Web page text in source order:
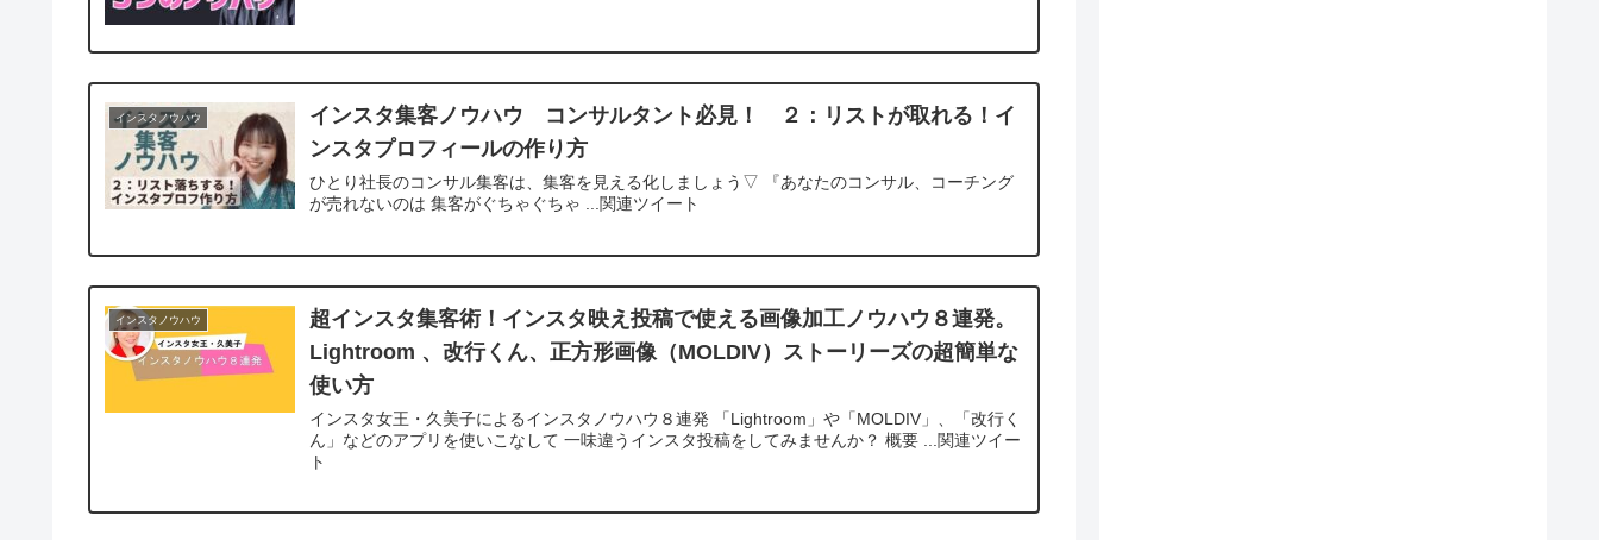
インスタノウハウ
インスタ集客ノウハウ コンサルタント必見！ ２：リストが取れる！イ
ンスタプロフィールの作り方
ひとり社長のコンサル集客は、集客を見える化しましょう▽ 『あなたのコンサル、コーチング
が売れないのは 集客がぐちゃぐちゃ ...関連ツイート
インスタノウハウ
超インスタ集客術！インスタ映え投稿で使える画像加工ノウハウ８連発。
Lightroom 、改行くん、正方形画像（MOLDIV）ストーリーズの超簡単な
使い方
インスタ女王・久美子によるインスタノウハウ８連発 「Lightroom」や「MOLDIV」、「改行く
ん」などのアプリを使いこなして 一味違うインスタ投稿をしてみませんか？ 概要 ...関連ツイー
ト